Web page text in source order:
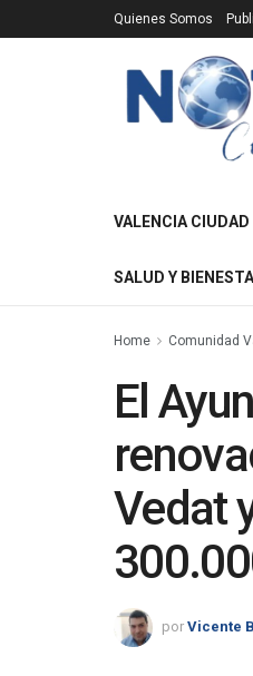
Quienes Somos
VALENCIA CIUDAD
SALUD Y
Home Comunidad
El
Vedat
por Vicente